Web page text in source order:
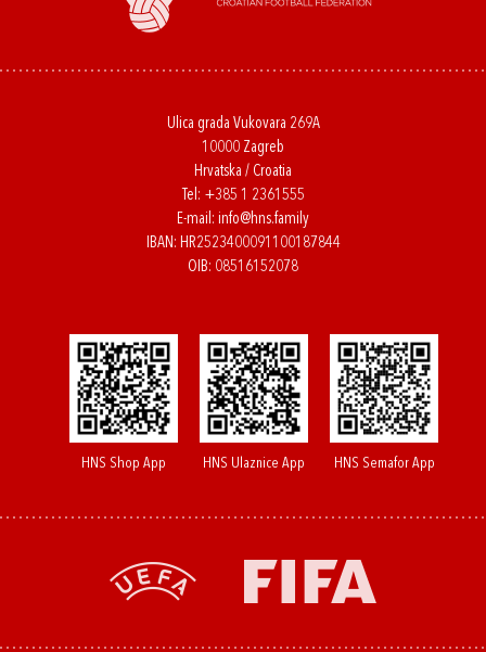
Ulica grada Vukovara 269A
10000 Zagreb
Hrvatska / Croatia
Tel: +385 1 2361555
E-mail: info@hns.family
IBAN: HR2523400091100187844
OIB: 08516152078
HNS Shop App HNS Ulaznice App HNS Semafor App